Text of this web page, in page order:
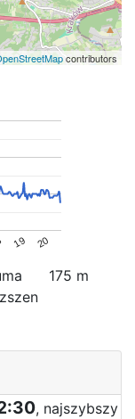
contributors
19 20
175 m
, najszybszy